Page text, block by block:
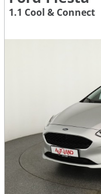
1.1 Cool & Connect